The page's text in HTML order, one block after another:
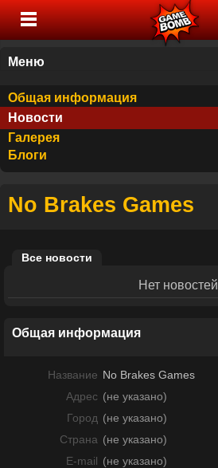
Меню
Общая информация
Новости
Галерея
Блоги
No Brakes Games
Все новости
Нет новостей
Общая информация
Название No Brakes Games
Адрес (не указано)
Город (не указано)
Страна (не указано)
E-mail (не указано)